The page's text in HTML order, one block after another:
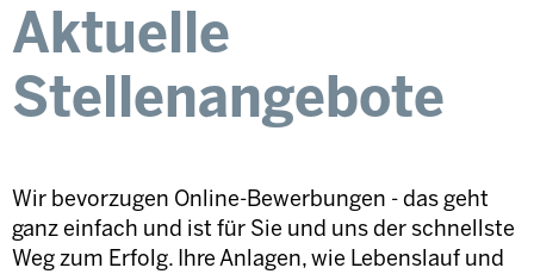
Aktuelle
Stellenangebote
Wir bevorzugen Online-Bewerbungen - das geht
ganz einfach und ist für Sie und uns der schnellste
Weg zum Erfolg. Ihre Anlagen, wie Lebenslauf und